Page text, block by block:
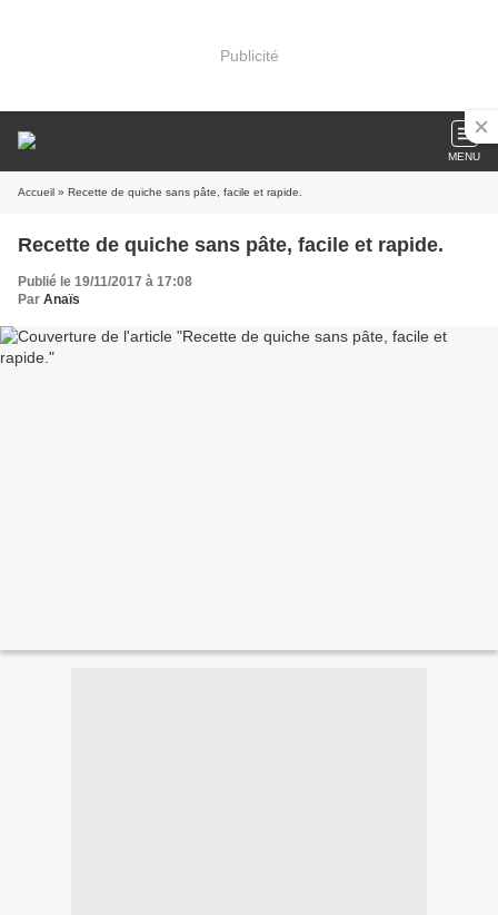
Publicité
MENU
Accueil » Recette de quiche sans pâte, facile et rapide.
Recette de quiche sans pâte, facile et rapide.
Publié le 19/11/2017 à 17:08
Par Anaïs